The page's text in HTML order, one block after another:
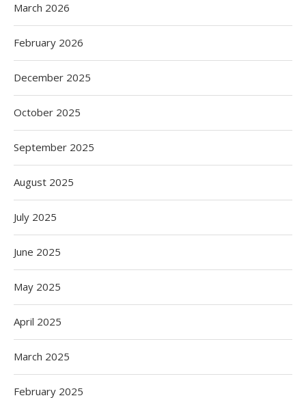
March 2026
February 2026
December 2025
October 2025
September 2025
August 2025
July 2025
June 2025
May 2025
April 2025
March 2025
February 2025